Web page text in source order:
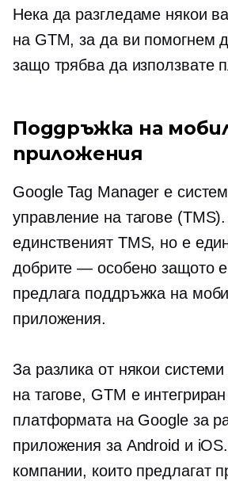
Нека да разгледаме някои
на GTM, за да ви помогнем
защо трябва да използвате
Поддръжка на
приложения
Google Tag Manager е
управление на тагове
единственият TMS, но е
добрите — особено защото
предлага поддръжка на
приложения.
За разлика от някои
на тагове, GTM е
платформата на Google за
приложения за Android и
компании, които предлагат